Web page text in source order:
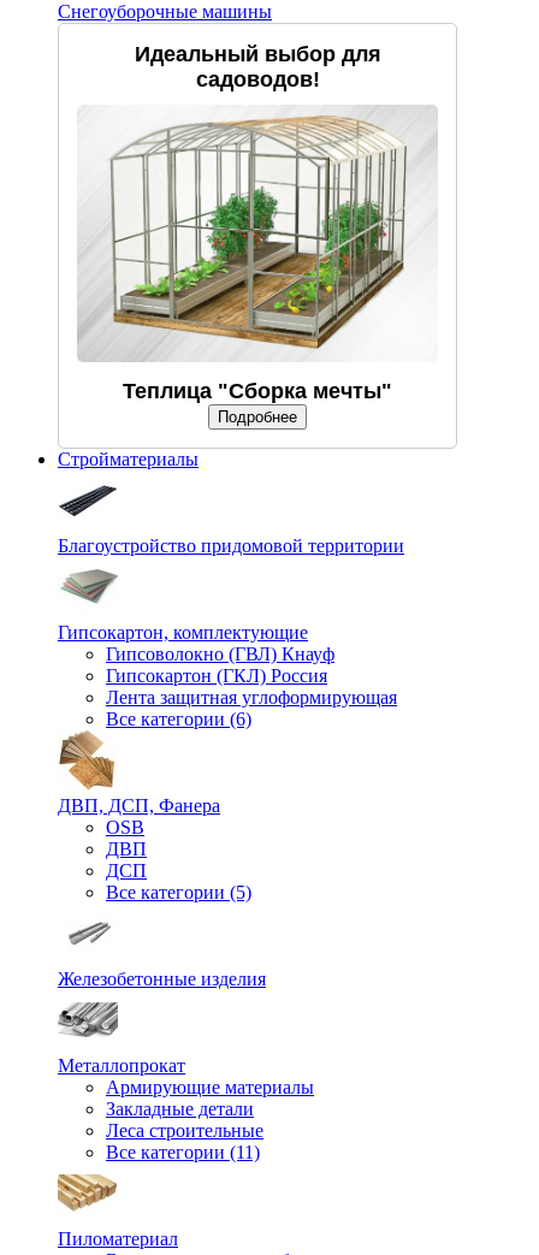
Снегоуборочные машины
Идеальный выбор для
садоводов!
Теплица "Сборка мечты"
Подробнее
Стройматериалы
Благоустройство придомовой территории
Гипсокартон, комплектующие
Гипсоволокно (ГВЛ) Кнауф
Гипсокартон (ГКЛ) Россия
Лента защитная углоформирующая
Все категории (6)
ДВП, ДСП, Фанера
OSB
ДВП
ДСП
Все категории (5)
Железобетонные изделия
Металлопрокат
Армирующие материалы
Закладные детали
Леса строительные
Все категории (11)
Пиломатериал